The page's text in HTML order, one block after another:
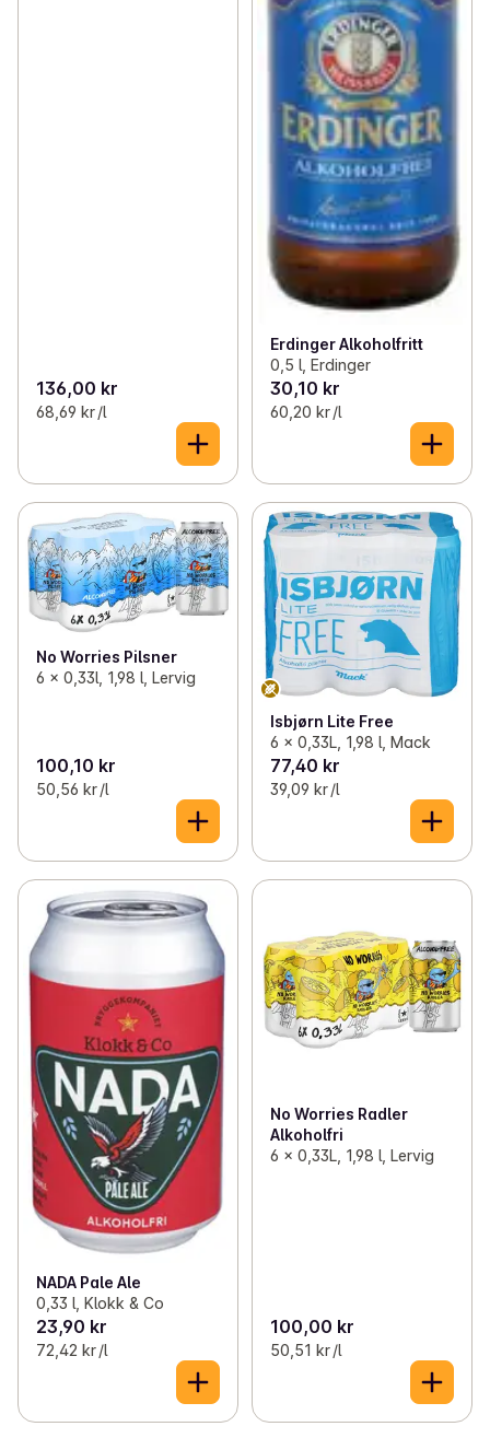
136,00 kr
68,69 kr /l
Erdinger Alkoholfritt
0,5 l, Erdinger
30,10 kr
60,20 kr /l
No Worries Pilsner
6 x 0,33l, 1,98 l, Lervig
100,10 kr
50,56 kr /l
Isbjørn Lite Free
6 x 0,33L, 1,98 l, Mack
77,40 kr
39,09 kr /l
NADA Pale Ale
0,33 l, Klokk & Co
23,90 kr
72,42 kr /l
No Worries Radler
Alkoholfri
6 x 0,33L, 1,98 l, Lervig
100,00 kr
50,51 kr /l